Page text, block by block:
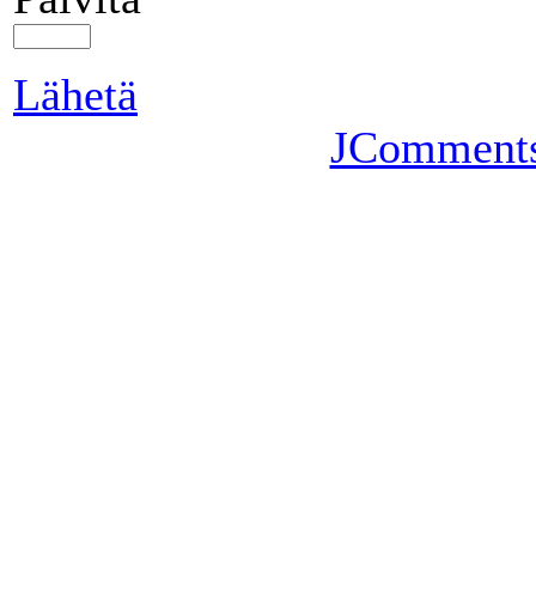
Lähetä